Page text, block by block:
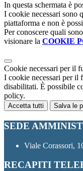
In questa schermata è
I cookie necessari sono
piattaforma e non è
Per conoscere quali
visionare la COOKIE
Cookie necessari per il
I cookie necessari per il
disabilitati. È possibile
policy.
Accetta tutti Salva le
SEDE
Viale Corassori,
RECAPITI